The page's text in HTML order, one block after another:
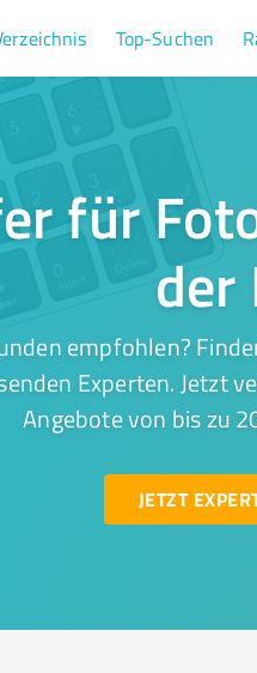
Top-Suchen
für
der
empfohlen?
Experten. Jetzt
Angebote von bis zu
JETZT